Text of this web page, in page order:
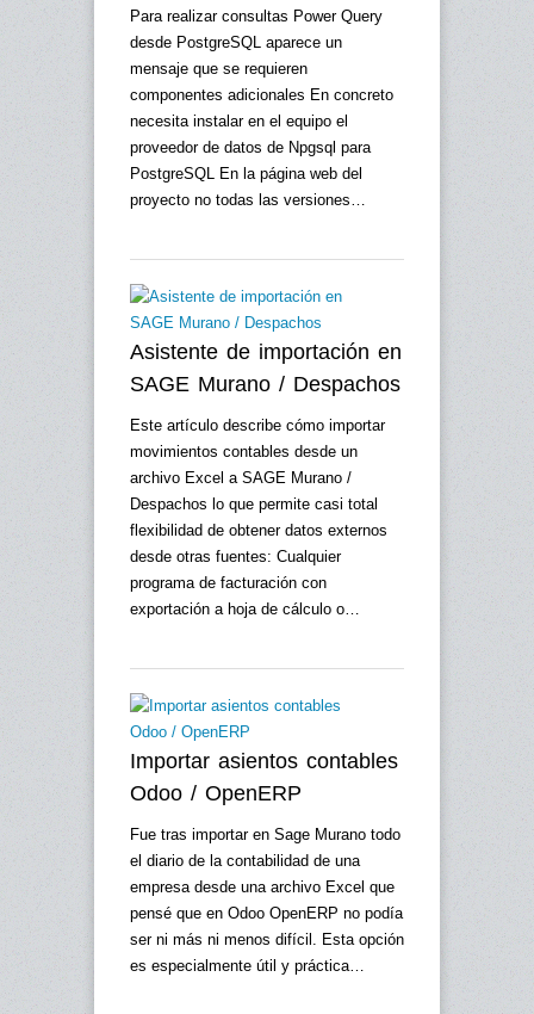
Para realizar consultas Power Query
desde PostgreSQL aparece un
mensaje que se requieren
componentes adicionales En concreto
necesita instalar en el equipo el
proveedor de datos de Npgsql para
PostgreSQL En la página web del
proyecto no todas las versiones…
Asistente de importación en
SAGE Murano / Despachos
Este artículo describe cómo importar
movimientos contables desde un
archivo Excel a SAGE Murano /
Despachos lo que permite casi total
flexibilidad de obtener datos externos
desde otras fuentes: Cualquier
programa de facturación con
exportación a hoja de cálculo o…
Importar asientos contables
Odoo / OpenERP
Fue tras importar en Sage Murano todo
el diario de la contabilidad de una
empresa desde una archivo Excel que
pensé que en Odoo OpenERP no podía
ser ni más ni menos difícil. Esta opción
es especialmente útil y práctica…